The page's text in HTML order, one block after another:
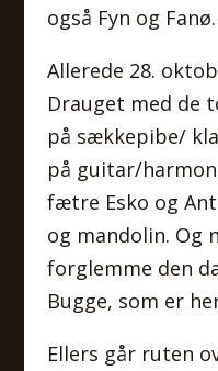
også Fyn og Fanø.
Allerede 28.
Drauget med de
på sækkepibe/
på guitar/
fætre Esko og
og mandolin. Og
forglemme den
Bugge, som er
Ellers går ruten